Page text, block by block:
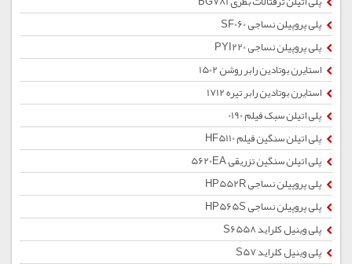
پلی پروپیلن نساجی SF060
پلی پروپیلن نساجی PYI220
استایرن بوتادین رابر روشن 1502
استایرن بوتادین رابر تیره 1712
پلی اتیلن سبک فیلم 0190
پلی اتیلن سنگین فیلم HF5110
پلی اتیلن سنگین تزریقی 5620EA
پلی پروپیلن نساجی HP552R
پلی پروپیلن نساجی HP565S
پلی وینیل کلراید S6558
پلی وینیل کلراید S57